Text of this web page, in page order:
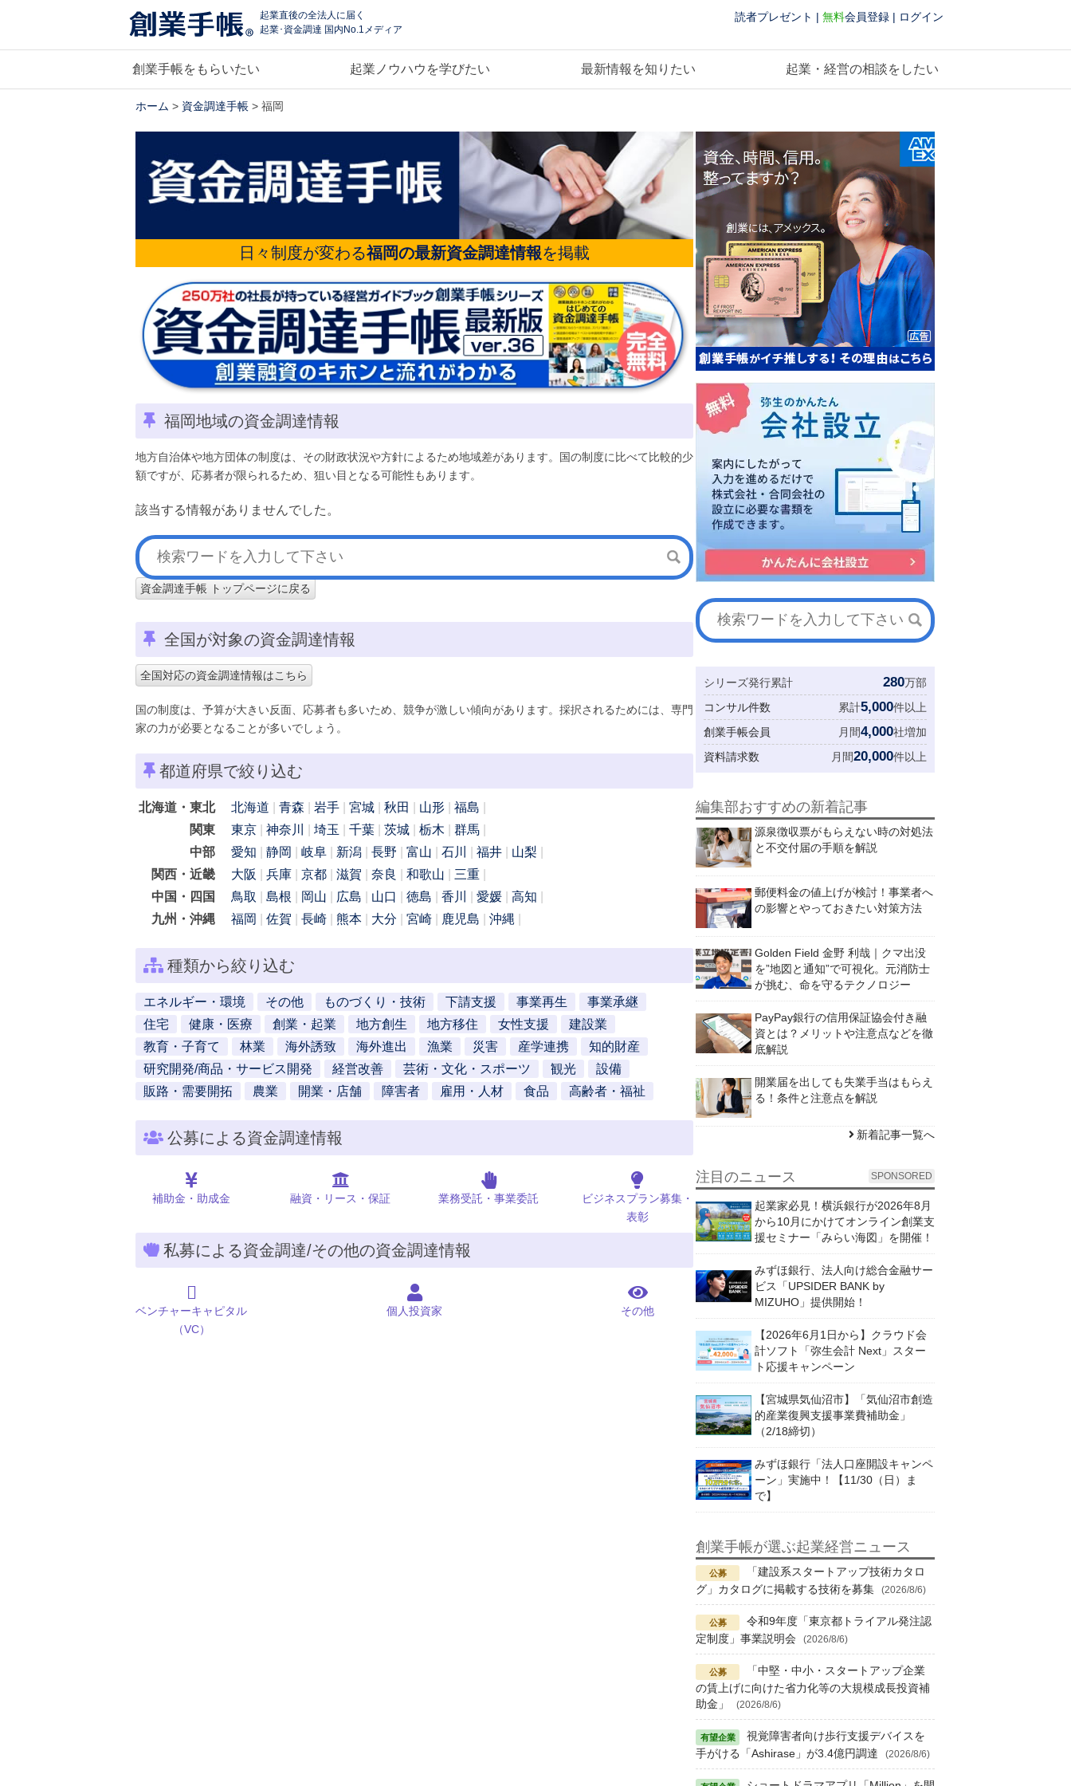
起業直後の全法人に届く
起業･資金調達 国内No.1メディア
読者プレゼント | 無料会員登録 | ログイン
創業手帳をもらいたい 起業ノウハウを学びたい 最新情報を知りたい 起業・経営の相談をしたい
ホーム > 資金調達手帳 > 福岡
日々制度が変わる福岡の最新資金調達情報を掲載
福岡地域の資金調達情報
地方自治体や地方団体の制度は、その財政状況や方針によるため地域差があります。国の制度に比べて比較的少
額ですが、応募者が限られるため、狙い目となる可能性もあります。
該当する情報がありませんでした。
資金調達手帳 トップページに戻る
全国が対象の資金調達情報
全国対応の資金調達情報はこちら
国の制度は、予算が大きい反面、応募者も多いため、競争が激しい傾向があります。採択されるためには、専門
家の力が必要となることが多いでしょう。
都道府県で絞り込む
北海道・東北 北海道 青森 岩手 宮城 秋田 山形
福島
関東
東京 神奈川 埼玉 千葉 茨城 栃木
群馬
中部
愛知 静岡 岐阜 新潟 長野 富山 石川 福井
山梨
関西・近畿
大阪 兵庫 京都 滋賀 奈良 和歌山
三重
中国・四国
鳥取 島根 岡山 広島 山口 徳島 香川 愛媛
高知
九州・沖縄
福岡 佐賀 長崎 熊本 大分 宮崎 鹿児島 沖縄
種類から絞り込む
エネルギー・環境 その他 ものづくり・技術 下請支援 事業再生
事業承継
住宅
健康・医療 創業・起業 地方創生 地方移住 女性支援
建設業
教育・子育て
林業 海外誘致 海外進出 漁業 災害 産学連携
知的財産
研究開発/商品・サービス開発
経営改善 芸術・文化・スポーツ 観光
設備
販路・需要開拓
農業 開業・店舗 障害者 雇用・人材 食品 高齢者・福祉
公募による資金調達情報
補助金・助成金 融資・リース・保証 業務受託・事業委託
ビジネスプラン募集・
表彰
私募による資金調達/その他の資金調達情報
ベンチャーキャピタル
（VC）
個人投資家 その他
シリーズ発行累計 280万部
コンサル件数
累計5,000件以上
創業手帳会員
月間4,000社増加
資料請求数
月間20,000件以上
編集部おすすめの新着記事
源泉徴収票がもらえない時の対処法
と不交付届の手順を解説
郵便料金の値上げが検討！事業者へ
の影響とやっておきたい対策方法
Golden Field 金野 利哉｜クマ出没
を”地図と通知”で可視化。元消防士
が挑む、命を守るテクノロジー
PayPay銀行の信用保証協会付き融
資とは？メリットや注意点などを徹
底解説
開業届を出しても失業手当はもらえ
る！条件と注意点を解説
新着記事一覧へ
注目のニュース SPONSORED
起業家必見！横浜銀行が2026年8月
から10月にかけてオンライン創業支
援セミナー「みらい海図」を開催！
みずほ銀行、法人向け総合金融サー
ビス「UPSIDER BANK by
MIZUHO」提供開始！
【2026年6月1日から】クラウド会
計ソフト「弥生会計 Next」スター
ト応援キャンペーン
【宮城県気仙沼市】「気仙沼市創造
的産業復興支援事業費補助金」
（2/18締切）
みずほ銀行「法人口座開設キャンペ
ーン」実施中！【11/30（日）ま
で】
創業手帳が選ぶ起業経営ニュース
「建設系スタートアップ技術カタロ
グ」カタログに掲載する技術を募集
(2026/8/6)
令和9年度「東京都トライアル発注認
定制度」事業説明会
(2026/8/6)
「中堅・中小・スタートアップ企業
の賃上げに向けた省力化等の大規模成長投資補
助金」
(2026/8/6)
視覚障害者向け歩行支援デバイスを
手がける「Ashirase」が3.4億円調達
(2026/8/6)